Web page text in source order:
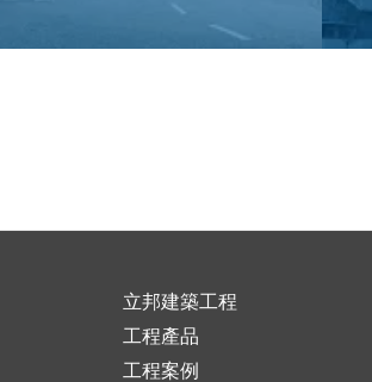
立邦建築工程
工程產品
工程案例